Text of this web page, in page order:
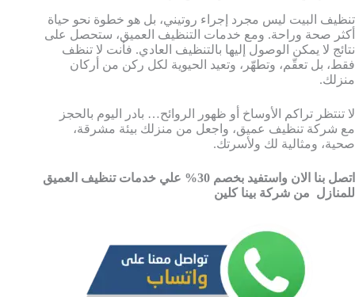
تنظيف البيت ليس مجرد إجراء روتيني، بل هو خطوة نحو حياة
أكثر صحة وراحة. ومع خدمات التنظيف العميق، ستحصل على
نتائج لا يمكن الوصول إليها بالتنظيف العادي. فأنت لا تنظف
فقط، بل تعقّم، وتطهّر، وتعيد الحيوية لكل ركن من أركان
منزلك.
لا تنتظر تراكم الأوساخ أو ظهور الروائح… بادر اليوم بالحجز
مع شركة تنظيف عميق، واجعل من منزلك بيئة مشرقة،
صحية، ومثالية لك ولأسرتك.
اتصل بنا الان واستفيد بخصم 30% علي خدمات تنظيف العميق
للمنازل من شركة بينا كلين